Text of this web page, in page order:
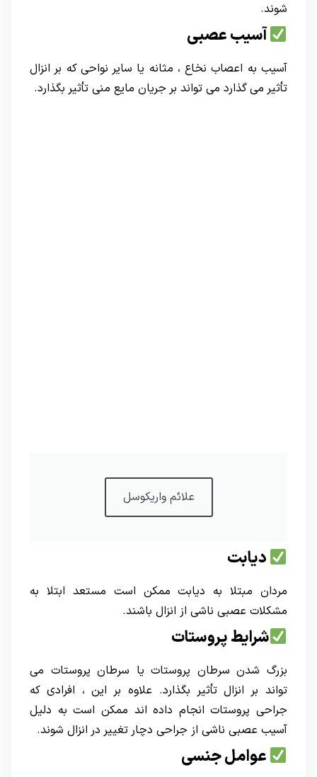
شوند.
آسیب عصبی
آسیب به اعصاب نخاع ، مثانه یا سایر نواحی که بر انزال
تأثیر می گذارد می تواند بر جریان مایع منی تأثیر بگذارد.
علائم واریکوسل
دیابت
مردان مبتلا به دیابت ممکن است مستعد ابتلا به
مشکلات عصبی ناشی از انزال باشند.
شرایط پروستات
بزرگ شدن سرطان پروستات یا سرطان پروستات می
تواند بر انزال تأثیر بگذارد. علاوه بر این ، افرادی که
جراحی پروستات انجام داده اند ممکن است به دلیل
آسیب عصبی ناشی از جراحی دچار تغییر در انزال شوند.
عوامل جنسی